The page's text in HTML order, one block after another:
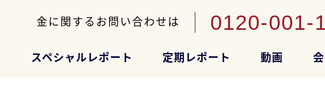
金に関するお問い合わせは 0120-001-
スペシャルレポート 定期レポート 動画